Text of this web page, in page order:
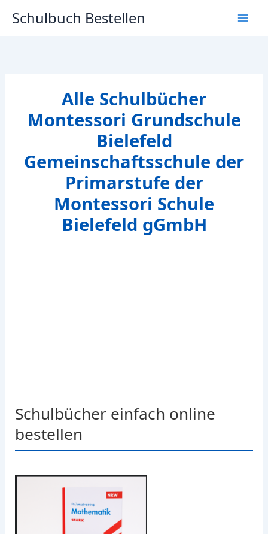
InhaltSchulbuch Bestellen
Alle Schulbücher
Montessori Grundschule
Bielefeld
Gemeinschaftsschule der
Primarstufe der
Montessori Schule
Bielefeld gGmbH
Schulbücher einfach online
bestellen